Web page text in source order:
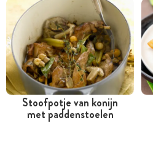
Stoofpotje van konijn
met paddenstoelen